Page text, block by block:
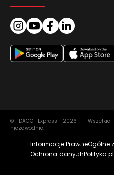
© DAGO Express 2026 |
niezawodnie.
Informacje PrawneOgólne
Ochrona danychPolityka